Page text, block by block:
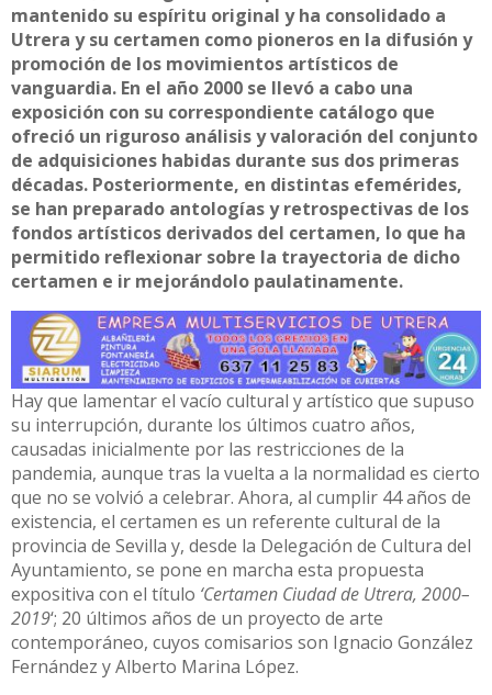
mantenido su espíritu original y ha consolidado a
Utrera y su certamen como pioneros en la difusión y
promoción de los movimientos artísticos de
vanguardia. En el año 2000 se llevó a cabo una
exposición con su correspondiente catálogo que
ofreció un riguroso análisis y valoración del conjunto
de adquisiciones habidas durante sus dos primeras
décadas. Posteriormente, en distintas efemérides,
se han preparado antologías y retrospectivas de los
fondos artísticos derivados del certamen, lo que ha
permitido reflexionar sobre la trayectoria de dicho
certamen e ir mejorándolo paulatinamente.
Hay que lamentar el vacío cultural y artístico que supuso
su interrupción, durante los últimos cuatro años,
causadas inicialmente por las restricciones de la
pandemia, aunque tras la vuelta a la normalidad es cierto
que no se volvió a celebrar. Ahora, al cumplir 44 años de
existencia, el certamen es un referente cultural de la
provincia de Sevilla y, desde la Delegación de Cultura del
Ayuntamiento, se pone en marcha esta propuesta
expositiva con el título ‘Certamen Ciudad de Utrera, 2000–
2019‘; 20 últimos años de un proyecto de arte
contemporáneo, cuyos comisarios son Ignacio González
Fernández y Alberto Marina López.